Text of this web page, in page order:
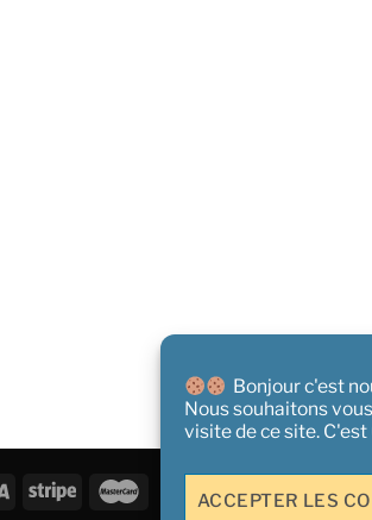
Bonjour c'est
Nous souhaitons
visite de ce site. C'est
ACCEPTER LES